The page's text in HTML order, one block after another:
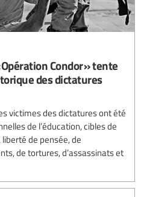
Condor » tente
des dictatures
victimes des dictatures ont été
de l’éducation, cibles de
de pensée, de
de tortures, d’assassinats et